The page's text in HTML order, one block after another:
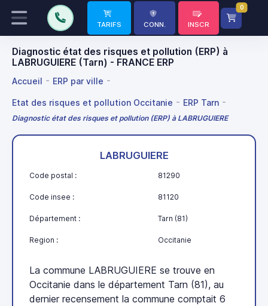
TARIFS CONN. INSCR
0
Diagnostic état des risques et pollution (ERP) à
LABRUGUIERE (Tarn) - FRANCE ERP
Accueil ERP par ville
Etat des risques et pollution Occitanie ERP Tarn
Diagnostic état des risques et pollution (ERP) à LABRUGUIERE
LABRUGUIERE
Code postal : 81290
Code insee : 81120
Département : Tarn (81)
Region : Occitanie
La commune LABRUGUIERE se trouve en
Occitanie dans le département Tarn (81), au
dernier recensement la commune comptait 6